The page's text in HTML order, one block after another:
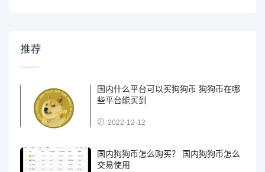
推荐
国内什么平台可以买狗狗币 狗狗币在哪
些平台能买到
2022-12-12
国内狗狗币怎么购买？ 国内狗狗币怎么
交易使用